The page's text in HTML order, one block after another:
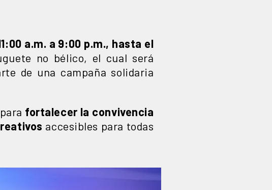
a.m. a 9:00 p.m., hasta el
no bélico, el cual será
de una campaña solidaria
fortalecer la convivencia
accesibles para todas